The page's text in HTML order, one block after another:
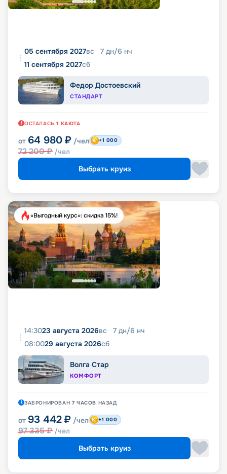
05 сентября 2027вс 7 дн/6 нч
11 сентября 2027сб
Федор Достоевский
СТАНДАРТ
ОСТАЛАСЬ 1 КАЮТА
от 64 980 ₽ /чел
72 200₽ /чел
+1 000
Выбрать круиз
«Выгодный курс»: скидка 15%!
14:3023 августа 2026вс 7 дн/6 нч
08:0029 августа 2026сб
Волга Стар
КОМФОРТ
ЗАБРОНИРОВАН 7 ЧАСОВ НАЗАД
от 93 442 ₽ /чел
97 335₽ /чел
+1 000
Выбрать круиз